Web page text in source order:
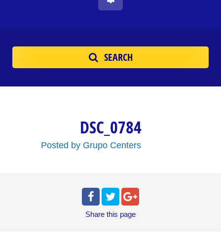
SEARCH
DSC_0784
Posted by Grupo Centers
Share this page